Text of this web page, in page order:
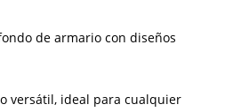
de armario con diseños
versátil, ideal para cualquier